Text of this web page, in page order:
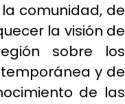
comunidad, de
la visión de
sobre los
y de
de las